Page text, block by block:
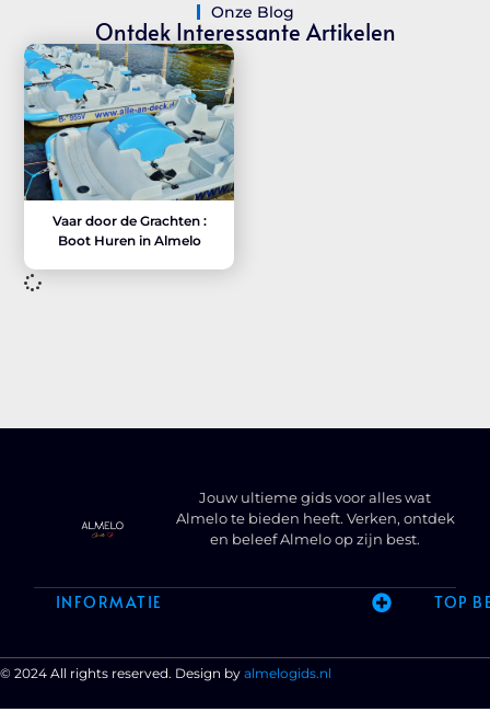
Onze Blog
Ontdek Interessante Artikelen
Vaar door de Grachten :
Boot Huren in Almelo
Jouw ultieme gids voor alles wat
Almelo te bieden heeft. Verken, ontdek
en beleef Almelo op zijn best.
INFORMATIE TOP
© 2024 All rights reserved. Design by almelogids.nl